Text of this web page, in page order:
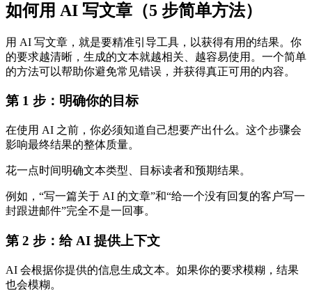
如何用 AI 写文章（5 步简单方法）
用 AI 写文章，就是要精准引导工具，以获得有用的结果。你
的要求越清晰，生成的文本就越相关、越容易使用。一个简单
的方法可以帮助你避免常见错误，并获得真正可用的内容。
第 1 步：明确你的目标
在使用 AI 之前，你必须知道自己想要产出什么。这个步骤会
影响最终结果的整体质量。
花一点时间明确文本类型、目标读者和预期结果。
例如，“写一篇关于 AI 的文章”和“给一个没有回复的客户写一
封跟进邮件”完全不是一回事。
第 2 步：给 AI 提供上下文
AI 会根据你提供的信息生成文本。如果你的要求模糊，结果
也会模糊。